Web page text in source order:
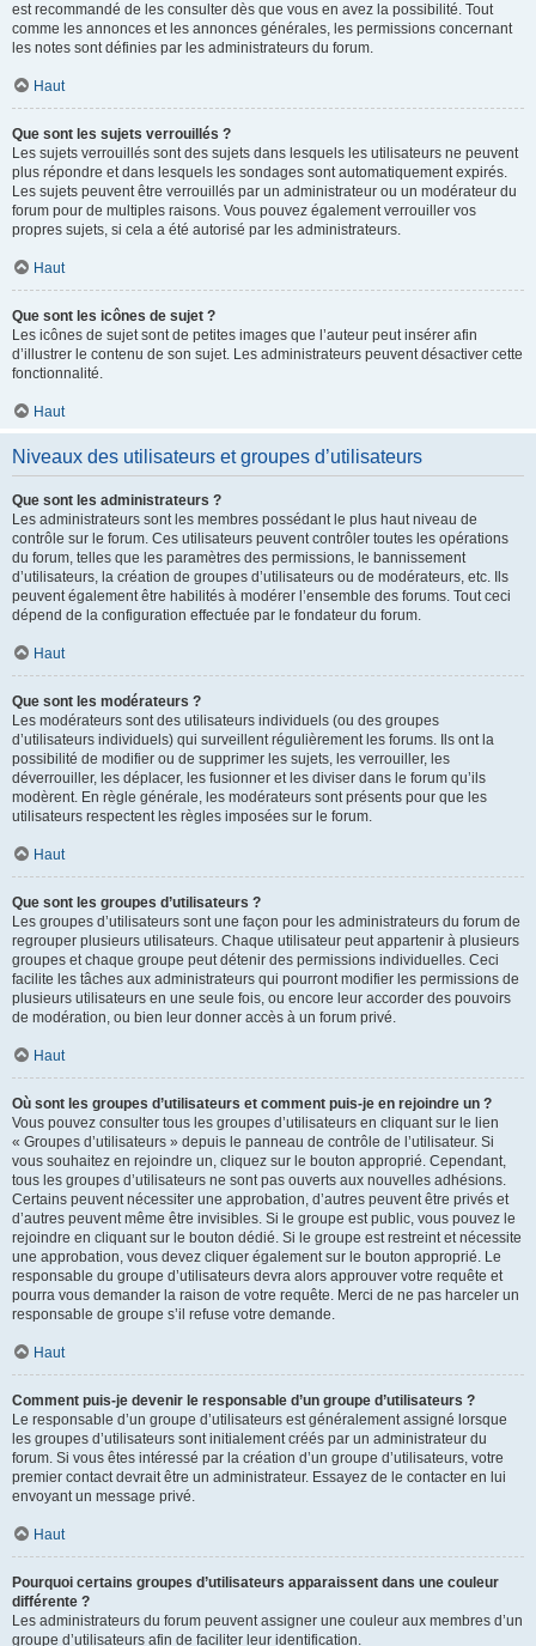
est recommandé de les consulter dès que vous en avez la possibilité. Tout
comme les annonces et les annonces générales, les permissions concernant
les notes sont définies par les administrateurs du forum.
Haut
Que sont les sujets verrouillés ?
Les sujets verrouillés sont des sujets dans lesquels les utilisateurs ne peuvent
plus répondre et dans lesquels les sondages sont automatiquement expirés.
Les sujets peuvent être verrouillés par un administrateur ou un modérateur du
forum pour de multiples raisons. Vous pouvez également verrouiller vos
propres sujets, si cela a été autorisé par les administrateurs.
Haut
Que sont les icônes de sujet ?
Les icônes de sujet sont de petites images que l’auteur peut insérer afin
d’illustrer le contenu de son sujet. Les administrateurs peuvent désactiver cette
fonctionnalité.
Haut
Niveaux des utilisateurs et groupes d’utilisateurs
Que sont les administrateurs ?
Les administrateurs sont les membres possédant le plus haut niveau de
contrôle sur le forum. Ces utilisateurs peuvent contrôler toutes les opérations
du forum, telles que les paramètres des permissions, le bannissement
d’utilisateurs, la création de groupes d’utilisateurs ou de modérateurs, etc. Ils
peuvent également être habilités à modérer l’ensemble des forums. Tout ceci
dépend de la configuration effectuée par le fondateur du forum.
Haut
Que sont les modérateurs ?
Les modérateurs sont des utilisateurs individuels (ou des groupes
d’utilisateurs individuels) qui surveillent régulièrement les forums. Ils ont la
possibilité de modifier ou de supprimer les sujets, les verrouiller, les
déverrouiller, les déplacer, les fusionner et les diviser dans le forum qu’ils
modèrent. En règle générale, les modérateurs sont présents pour que les
utilisateurs respectent les règles imposées sur le forum.
Haut
Que sont les groupes d’utilisateurs ?
Les groupes d’utilisateurs sont une façon pour les administrateurs du forum de
regrouper plusieurs utilisateurs. Chaque utilisateur peut appartenir à plusieurs
groupes et chaque groupe peut détenir des permissions individuelles. Ceci
facilite les tâches aux administrateurs qui pourront modifier les permissions de
plusieurs utilisateurs en une seule fois, ou encore leur accorder des pouvoirs
de modération, ou bien leur donner accès à un forum privé.
Haut
Où sont les groupes d’utilisateurs et comment puis-je en rejoindre un ?
Vous pouvez consulter tous les groupes d’utilisateurs en cliquant sur le lien
« Groupes d’utilisateurs » depuis le panneau de contrôle de l’utilisateur. Si
vous souhaitez en rejoindre un, cliquez sur le bouton approprié. Cependant,
tous les groupes d’utilisateurs ne sont pas ouverts aux nouvelles adhésions.
Certains peuvent nécessiter une approbation, d’autres peuvent être privés et
d’autres peuvent même être invisibles. Si le groupe est public, vous pouvez le
rejoindre en cliquant sur le bouton dédié. Si le groupe est restreint et nécessite
une approbation, vous devez cliquer également sur le bouton approprié. Le
responsable du groupe d’utilisateurs devra alors approuver votre requête et
pourra vous demander la raison de votre requête. Merci de ne pas harceler un
responsable de groupe s’il refuse votre demande.
Haut
Comment puis-je devenir le responsable d’un groupe d’utilisateurs ?
Le responsable d’un groupe d’utilisateurs est généralement assigné lorsque
les groupes d’utilisateurs sont initialement créés par un administrateur du
forum. Si vous êtes intéressé par la création d’un groupe d’utilisateurs, votre
premier contact devrait être un administrateur. Essayez de le contacter en lui
envoyant un message privé.
Haut
Pourquoi certains groupes d’utilisateurs apparaissent dans une couleur
différente ?
Les administrateurs du forum peuvent assigner une couleur aux membres d’un
groupe d’utilisateurs afin de faciliter leur identification.